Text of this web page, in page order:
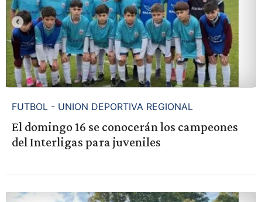
FUTBOL - UNION DEPORTIVA REGIONAL
El domingo 16 se conocerán los campeones
del Interligas para juveniles